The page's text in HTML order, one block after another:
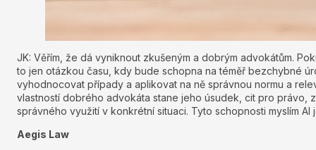
JK: Věřím, že dá vyniknout zkušeným a dobrým advokátům.
to jen otázkou času, kdy bude schopna na téměř bezchybné
vyhodnocovat případy a aplikovat na ně správnou normu a
vlastností dobrého advokáta stane jeho úsudek, cit pro právo,
správného využití v konkrétní situaci. Tyto schopnosti myslím
Aegis Law